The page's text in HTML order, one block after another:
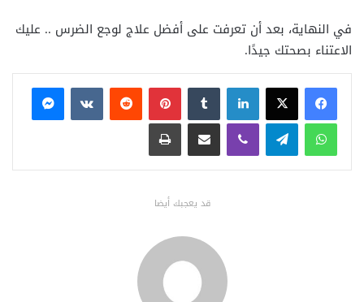
في النهاية، بعد أن تعرفت على أفضل علاج لوجع الضرس .. عليك
الاعتناء بصحتك جيدًا.
فيسبوكX لينكدإن بينتيريست
ماسنجر
واتساب تيلقرام ڤايبر مشاركة عبر البريد طباعة
قد يعجبك أيضا